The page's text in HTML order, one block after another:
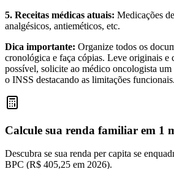
5. Receitas médicas atuais: Medicações
analgésicos, antieméticos, etc.
Dica importante: Organize todos os
cronológica e faça cópias. Leve originais e
possível, solicite ao médico oncologista
o INSS destacando as limitações funcionais.
Calcule sua renda familiar em 1
Descubra se sua renda per capita se
BPC (R$ 405,25 em 2026).